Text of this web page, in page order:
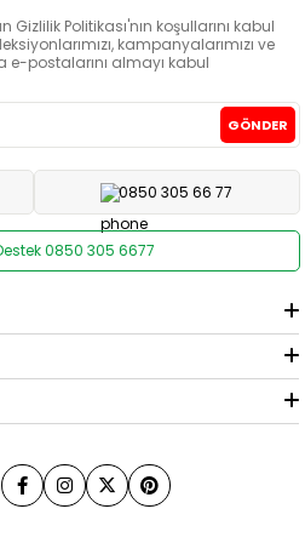
Politikası'nın koşullarını kabul
kampanyalarımızı ve
e-postalarını almayı kabul
GÖNDER
0850 305 66 77
0850 305 6677